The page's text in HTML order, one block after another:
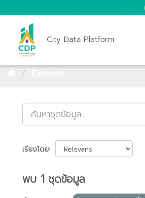
City Data Platform
เรียงโดย
พบ 1 ชุดข้อมูล